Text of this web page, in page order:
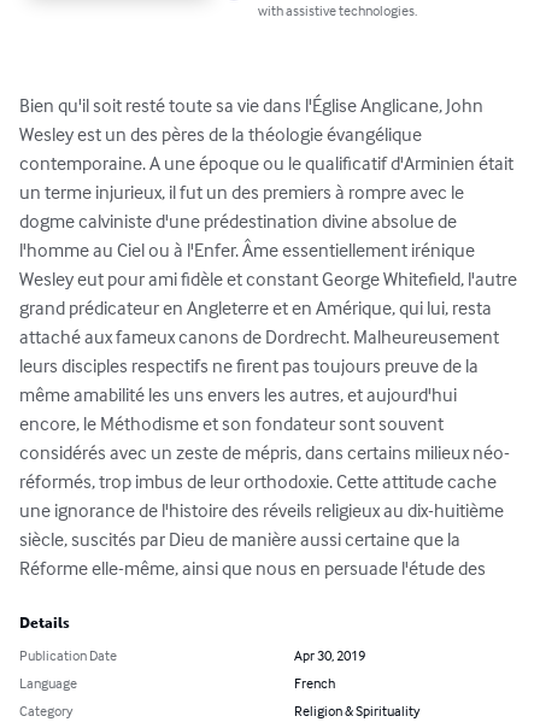
with assistive technologies.
Bien qu'il soit resté toute sa vie dans l'Église Anglicane, John
Wesley est un des pères de la théologie évangélique
contemporaine. A une époque ou le qualificatif d'Arminien était
un terme injurieux, il fut un des premiers à rompre avec le
dogme calviniste d'une prédestination divine absolue de
l'homme au Ciel ou à l'Enfer. Âme essentiellement irénique
Wesley eut pour ami fidèle et constant George Whitefield, l'autre
grand prédicateur en Angleterre et en Amérique, qui lui, resta
attaché aux fameux canons de Dordrecht. Malheureusement
leurs disciples respectifs ne firent pas toujours preuve de la
même amabilité les uns envers les autres, et aujourd'hui
encore, le Méthodisme et son fondateur sont souvent
considérés avec un zeste de mépris, dans certains milieux néo-
réformés, trop imbus de leur orthodoxie. Cette attitude cache
une ignorance de l'histoire des réveils religieux au dix-huitième
siècle, suscités par Dieu de manière aussi certaine que la
Réforme elle-même, ainsi que nous en persuade l'étude des
Details
Publication Date
Apr 30, 2019
Language
French
Category
Religion & Spirituality